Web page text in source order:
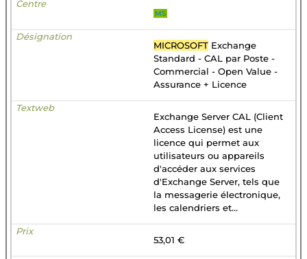
MS
MICROSOFT Exchange
Standard - CAL par Poste -
Commercial - Open Value -
Assurance + Licence
Exchange Server CAL (Client
Access License) est une
licence qui permet aux
utilisateurs ou appareils
d'accéder aux services
d'Exchange Server, tels que
la messagerie électronique,
les calendriers et...
53,01 €